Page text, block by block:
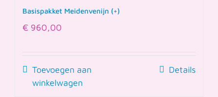
Basispakket Meidenvenijn (+)
€ 960,00
Toevoegen aan
winkelwagen
Details